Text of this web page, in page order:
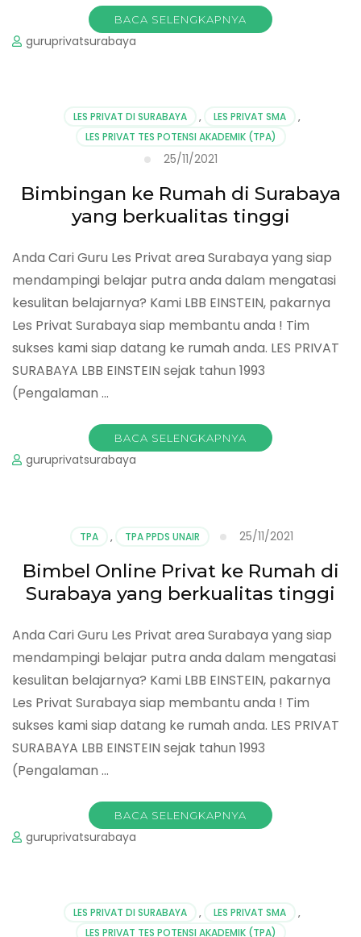
BACA SELENGKAPNYA
guruprivatsurabaya
LES PRIVAT DI SURABAYA , LES PRIVAT SMA
,
LES PRIVAT TES POTENSI AKADEMIK (TPA)
25/11/2021
Bimbingan ke Rumah di Surabaya
yang berkualitas tinggi
Anda Cari Guru Les Privat area Surabaya yang siap
mendampingi belajar putra anda dalam mengatasi
kesulitan belajarnya? Kami LBB EINSTEIN, pakarnya
Les Privat Surabaya siap membantu anda ! Tim
sukses kami siap datang ke rumah anda. LES PRIVAT
SURABAYA LBB EINSTEIN sejak tahun 1993
(Pengalaman …
BACA SELENGKAPNYA
guruprivatsurabaya
TPA , TPA PPDS UNAIR 25/11/2021
Bimbel Online Privat ke Rumah di
Surabaya yang berkualitas tinggi
Anda Cari Guru Les Privat area Surabaya yang siap
mendampingi belajar putra anda dalam mengatasi
kesulitan belajarnya? Kami LBB EINSTEIN, pakarnya
Les Privat Surabaya siap membantu anda ! Tim
sukses kami siap datang ke rumah anda. LES PRIVAT
SURABAYA LBB EINSTEIN sejak tahun 1993
(Pengalaman …
BACA SELENGKAPNYA
guruprivatsurabaya
LES PRIVAT DI SURABAYA , LES PRIVAT SMA
,
LES PRIVAT TES POTENSI AKADEMIK (TPA)